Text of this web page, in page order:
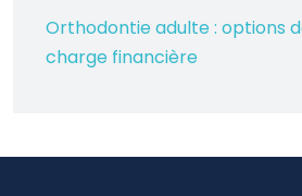
Orthodontie adulte : options
charge financière